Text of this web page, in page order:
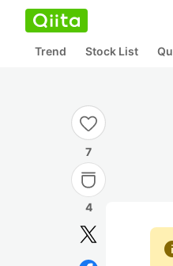
Trend Stock List
7
4